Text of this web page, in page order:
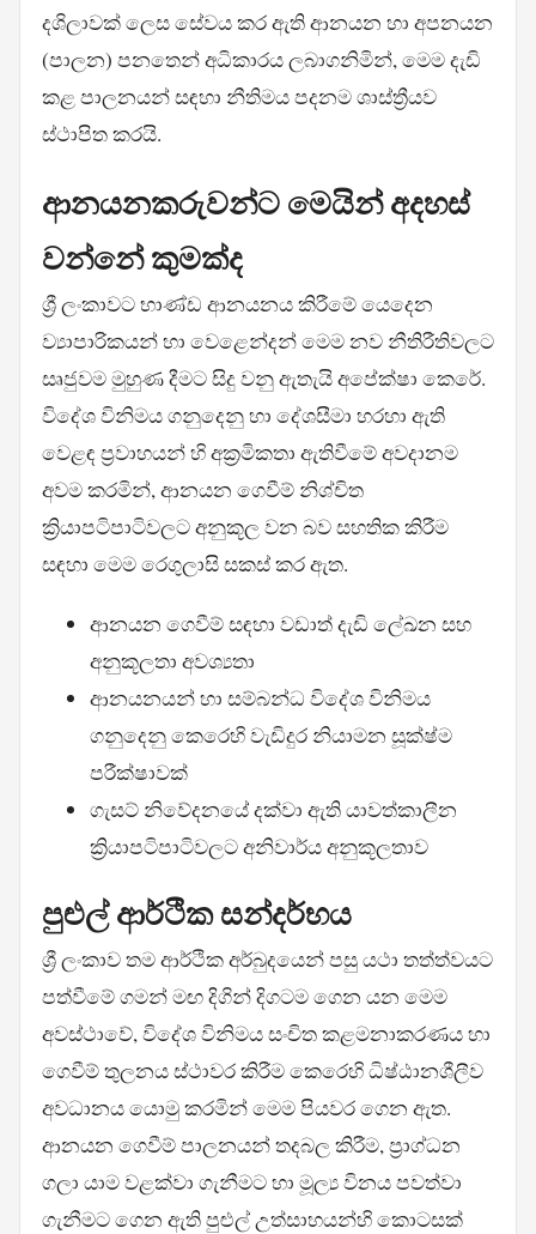
දශිලාවක් ලෙස සේවය කර ඇති ආනයන හා අපනයන
(පාලන) පනතෙන් අධිකාරය ලබාගනිමින්, මෙම දැඩි
කළ පාලනයන් සඳහා නීතිමය පදනම ශාස්ත්‍රීයව
ස්ථාපිත කරයි.
ආනයනකරුවන්ට මෙයින් අදහස්
වන්නේ කුමක්ද
ශ්‍රී ලංකාවට භාණ්ඩ ආනයනය කිරීමේ යෙදෙන
ව්‍යාපාරිකයන් හා වෙළෙන්දන් මෙම නව නීතිරීතිවලට
සෘජුවම මුහුණ දීමට සිදු වනු ඇතැයි අපේක්ෂා කෙරේ.
විදේශ විනිමය ගනුදෙනු හා දේශසීමා හරහා ඇති
වෙළඳ ප්‍රවාහයන් හි අක්‍රමිකතා ඇතිවීමේ අවදානම
අවම කරමින්, ආනයන ගෙවීම් නිශ්චිත
ක්‍රියාපටිපාටිවලට අනුකූල වන බව සහතික කිරීම
සඳහා මෙම රෙගුලාසි සකස් කර ඇත.
ආනයන ගෙවීම් සඳහා වඩාත් දැඩි ලේඛන සහ
අනුකූලතා අවශ්‍යතා
ආනයනයන් හා සම්බන්ධ විදේශ විනිමය
ගනුදෙනු කෙරෙහි වැඩිදුර නියාමන සූක්ෂ්ම
පරීක්ෂාවක්
ගැසට් නිවේදනයේ දක්වා ඇති යාවත්කාලීන
ක්‍රියාපටිපාටිවලට අනිවාර්ය අනුකූලතාව
පුළුල් ආර්ථික සන්දර්භය
ශ්‍රී ලංකාව තම ආර්ථික අර්බුදයෙන් පසු යථා තත්ත්වයට
පත්වීමේ ගමන් මඟ දිගින් දිගටම ගෙන යන මෙම
අවස්ථාවේ, විදේශ විනිමය සංචිත කළමනාකරණය හා
ගෙවීම් තුලනය ස්ථාවර කිරීම කෙරෙහි ධිෂ්ඨානශීලීව
අවධානය යොමු කරමින් මෙම පියවර ගෙන ඇත.
ආනයන ගෙවීම් පාලනයන් තදබල කිරීම, ප්‍රාග්ධන
ගලා යාම වළක්වා ගැනීමට හා මූල්‍ය විනය පවත්වා
ගැනීමට ගෙන ඇති පුළුල් උත්සාහයන්හි කොටසක්